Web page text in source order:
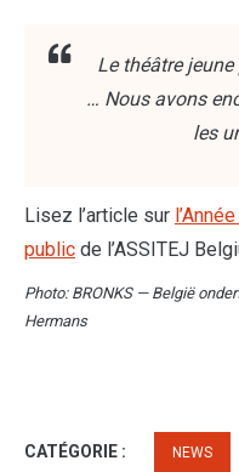
Le théâtre
… Nous avons
les
Lisez l’article sur
public de l’ASSITEJ
Photo: BRONKS — België
Hermans
CATÉGORIE : NEWS